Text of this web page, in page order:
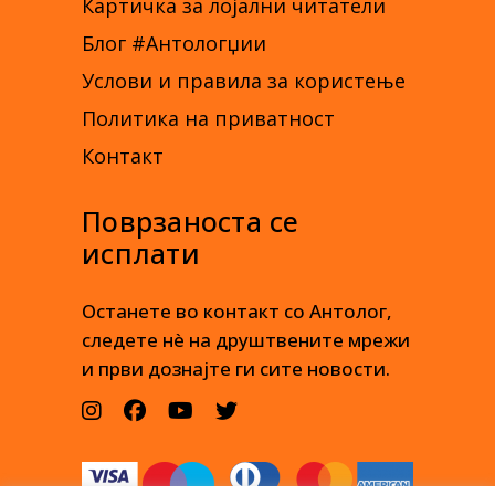
Блог #Антологџии
Услови и правила за користење
Политика на приватност
Контакт
Поврзаноста се
исплати
Останете во контакт со Антолог,
следете нè на друштвените мрежи
и први дознајте ги сите новости.